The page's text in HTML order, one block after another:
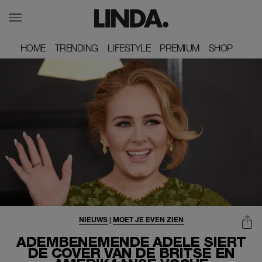
HOME
HOME TRENDING
TRENDING LIFESTYLE
LIFESTYLE PREMIUM
PREMIUM SHOP
SHOP
ADEMBENEMENDE ADELE SIERT
DE COVER VAN DE BRITSE ÉN
NIEUWS| MOET JE EVEN ZIEN